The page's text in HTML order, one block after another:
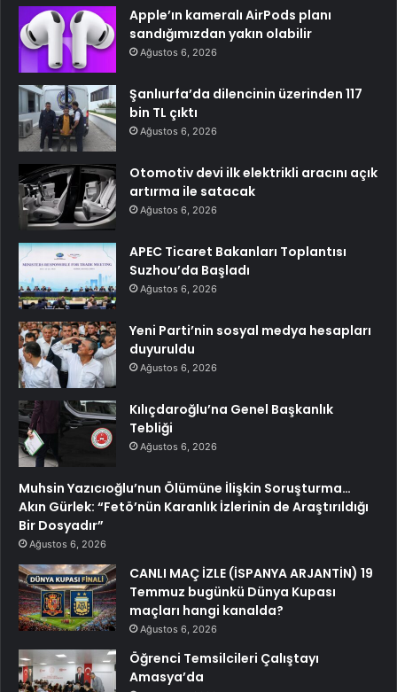
Apple’ın kameralı AirPods planı
sandığımızdan yakın olabilir
Ağustos 6, 2026
Şanlıurfa’da dilencinin üzerinden 117
bin TL çıktı
Ağustos 6, 2026
Otomotiv devi ilk elektrikli aracını açık
artırma ile satacak
Ağustos 6, 2026
APEC Ticaret Bakanları Toplantısı
Suzhou’da Başladı
Ağustos 6, 2026
Yeni Parti’nin sosyal medya hesapları
duyuruldu
Ağustos 6, 2026
Kılıçdaroğlu’na Genel Başkanlık
Tebliği
Ağustos 6, 2026
Muhsin Yazıcıoğlu’nun Ölümüne İlişkin Soruşturma…
Akın Gürlek: “Fetö’nün Karanlık İzlerinin de Araştırıldığı
Bir Dosyadır”
Ağustos 6, 2026
CANLI MAÇ İZLE (İSPANYA ARJANTİN) 19
Temmuz bugünkü Dünya Kupası
maçları hangi kanalda?
Ağustos 6, 2026
Öğrenci Temsilcileri Çalıştayı
Amasya’da